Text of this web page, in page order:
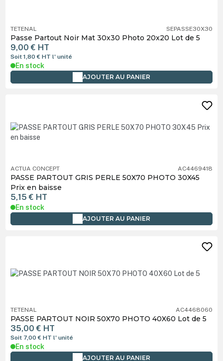
TETENAL SEPASSE30X30
Passe Partout Noir Mat 30x30 Photo 20x20 Lot de 5
9,00 € HT
Soit 1,80 €HTl' unité
En stock
AJOUTER AU PANIER
ACTUA CONCEPT AC4469418
PASSE PARTOUT GRIS PERLE 50X70 PHOTO 30X45
Prix en baisse
5,15 € HT
En stock
AJOUTER AU PANIER
TETENAL AC4468060
PASSE PARTOUT NOIR 50X70 PHOTO 40X60 Lot de 5
35,00 € HT
Soit 7,00 €HTl' unité
En stock
AJOUTER AU PANIER